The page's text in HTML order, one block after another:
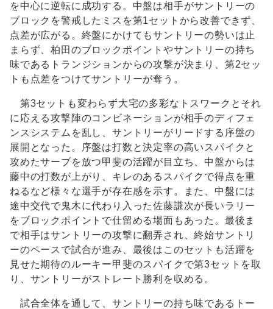
を中心に逆転に成功する。中盤は相手がサントリーの
ブロックを警戒したミスを第1セットから改善できず、
点差が広がる。終盤にかけてもサントリーの勢いは止
まらず、柏田のブロックポイントやサントリーの持ち
味であるトランジションからの攻撃が決まり、第2セッ
トも点差をつけてサントリーが奪う。
第3セットも変わらず大宅の多彩なトスワークとそれ
に応える攻撃陣のコンビネーションが相手のディフェ
ンスシステムを乱し、サントリーがリードする序盤の
展開となった。序盤は打数と決定率の高いスパイクと
攻めたサーブを放つ甲斐の活躍が目立ち、中盤からは
藤中の打数が上がり、キレのあるスパイクで得点を重
ねるなど様々な選手が存在感を示す。また、中盤には
途中交代で鬼木に代わり入った佐藤謙次が長いラリー
をブロックポイントで仕留める場面もあった。最後ま
で相手はサントリーの攻撃に翻弄され、終始サントリ
ーのペースで試合が進み、最後はこのセットも活躍を
見せた期待のルーキー甲斐のスパイクで第3セットを取
り、サントリーがストレート勝利を収める。
試合全体を通して、サントリーの持ち味であるトー